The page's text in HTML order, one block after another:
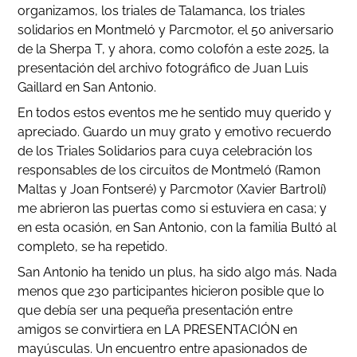
organizamos, los triales de Talamanca, los triales
solidarios en Montmeló y Parcmotor, el 50 aniversario
de la Sherpa T, y ahora, como colofón a este 2025, la
presentación del archivo fotográfico de Juan Luis
Gaillard en San Antonio.
En todos estos eventos me he sentido muy querido y
apreciado. Guardo un muy grato y emotivo recuerdo
de los Triales Solidarios para cuya celebración los
responsables de los circuitos de Montmeló (Ramon
Maltas y Joan Fontseré) y Parcmotor (Xavier Bartrolí)
me abrieron las puertas como si estuviera en casa; y
en esta ocasión, en San Antonio, con la familia Bultó al
completo, se ha repetido.
San Antonio ha tenido un plus, ha sido algo más. Nada
menos que 230 participantes hicieron posible que lo
que debía ser una pequeña presentación entre
amigos se convirtiera en LA PRESENTACIÓN en
mayúsculas. Un encuentro entre apasionados de